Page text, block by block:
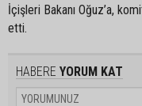
İçişleri Bakanı Oğuz’a,
etti.
HABERE YORUM KAT